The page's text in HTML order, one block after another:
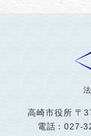
高崎市役所 〒
電話：027-